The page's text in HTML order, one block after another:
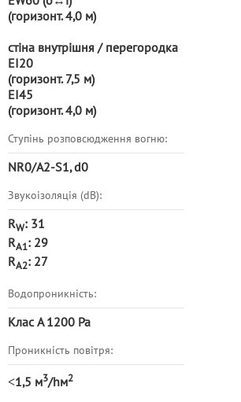
(горизонт. 4,0 м)
cтіна внутрішня / перегородка
EI20
(горизонт. 7,5 м)
EI45
(горизонт. 4,0 м)
Ступінь розповсюдження вогню:
NR0/A2-S1, d0
Звукоізоляція (dB):
RW: 31
RA1: 29
RA2: 27
Водопроникність:
Клас A 1200 Pa
Проникність повітря:
˂1,5 м3/hм2